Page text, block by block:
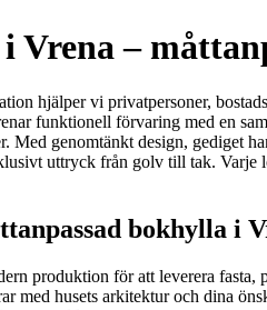
Vrena –
hjälper vi privatpersoner,
funktionell förvaring med en
Med genomtänkt design, gediget
uttryck från golv till tak. Varje
bokhylla i
produktion för att leverera fasta,
med husets arkitektur och dina